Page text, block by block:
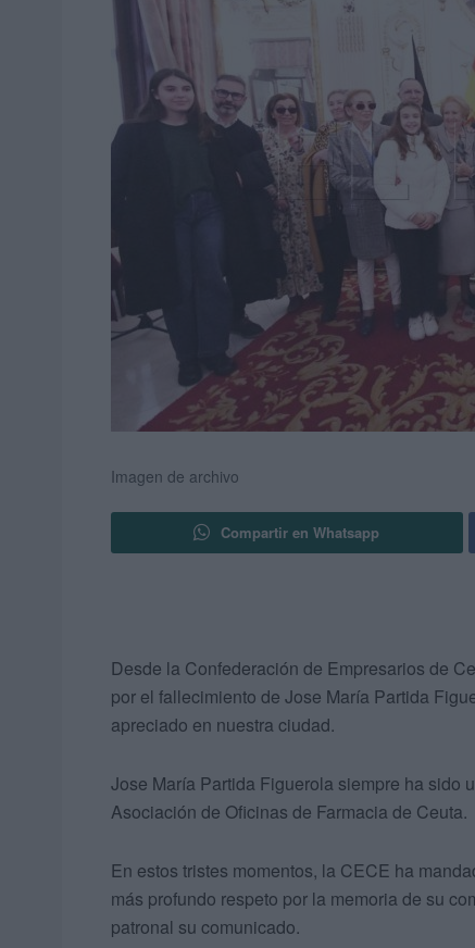
Imagen de archivo
Compartir en Whatsapp
Desde la Confederación de Empresarios de
por el fallecimiento de Jose María Partida
apreciado en nuestra ciudad.
Jose María Partida Figuerola siempre ha sido
Asociación de Oficinas de Farmacia de Ceuta.
En estos tristes momentos, la CECE ha
más profundo respeto por la memoria de su
patronal su comunicado.